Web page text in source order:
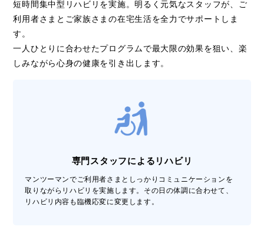
短時間集中型リハビリを実施。明るく元気なスタッフが、ご
利用者さまとご家族さまの在宅生活を全力でサポートしま
す。
一人ひとりに合わせたプログラムで最大限の効果を狙い、楽
しみながら心身の健康を引き出します。
専門スタッフによるリハビリ
マンツーマンでご利用者さまとしっかりコミュニケーションを
取りながらリハビリを実施します。その日の体調に合わせて、
リハビリ内容も臨機応変に変更します。